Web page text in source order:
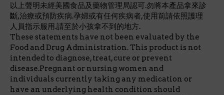
以上聲明未經美國食品及藥物管理局認可.勿將本產品拿來診
斷,治療或預防疾病.孕婦或有任何疾病者,使用前請依照護理
人員指示服用.請至於小孩拿不到的地方.
These statements have not been evaluated by the
Food and Drug Administration. This product is not
intended to diagnose, treat, cure or prevent
disease.Pregnant or nursing women and
individuals currently taking any medication or
have an underlying health condition should